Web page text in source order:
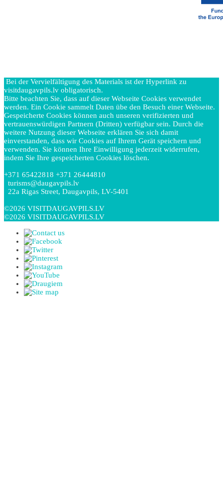
Bei der Vervielfältigung des Materials ist der Hyperlink zu
visitdaugavpils.lv obligatorisch.
Bitte beachten Sie, dass auf dieser Webseite Cookies verwendet
werden. Ein Cookie sammelt Daten übe den Besuch einer Webseite.
Gespeicherte Cookies können auch unseren verifizierten und
vertrauenswürdigen Partnern (Dritten) verfügbar sein. Durch die
weitere Nutzung dieser Webseite erklären Sie sich damit
einverstanden, dass wir Cookies auf Ihrem Gerät speichern und
verwenden. Sie können Ihre Einwilligung jederzeit widerrufen,
indem Sie Ihre gespeicherten Cookies löschen.
+371 65422818 +371 26444810
turisms@daugavpils.lv
22a Rigas Street, Daugavpils, LV-5401
©2026 VISITDAUGAVPILS.LV
©2026 VISITDAUGAVPILS.LV